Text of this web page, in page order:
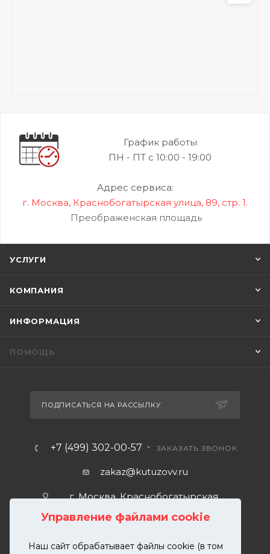
Управление файлами cookie
Наш сайт обрабатывает файлы cookie (в том
График работы
ПН - ПТ с 10:00 - 19:00
Адрес сервиса:
г. Москва, Краснобогатырская улица, 89, стр. 1.
Преображенская площадь
УСЛУГИ
КОМПАНИЯ
ИНФОРМАЦИЯ
ПОМОЩЬ
ПОДПИСАТЬСЯ НА РАССЫЛКУ
+7 (499) 302-00-57 ЗАКАЗАТЬ ЗВОНОК
zakaz@kutuzovv.ru
г. Москва, Краснобогатырская